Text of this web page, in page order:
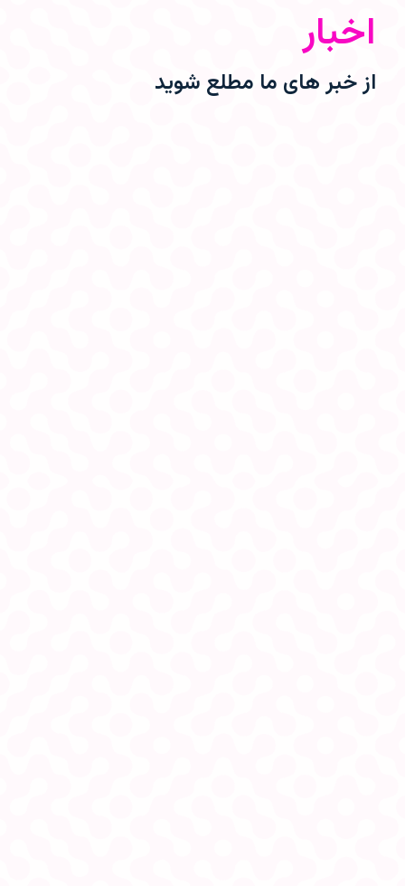
اخبار
از خبر های ما مطلع شوید